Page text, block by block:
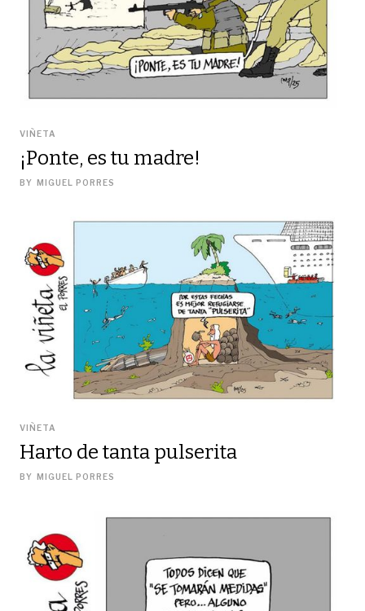
VIÑETA
¡Ponte, es tu madre!
BY MIGUEL PORRES
VIÑETA
Harto de tanta pulserita
BY MIGUEL PORRES